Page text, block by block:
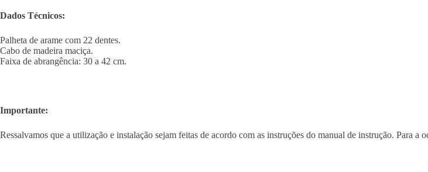
Dados Técnicos:
Palheta de arame com 22 dentes.
Cabo de madeira maciça.
Faixa de abrangência: 30 a 42 cm.
Importante:
Ressalvamos que a utilização e instalação sejam feitas de acordo com as instruções do manual de instrução. Para